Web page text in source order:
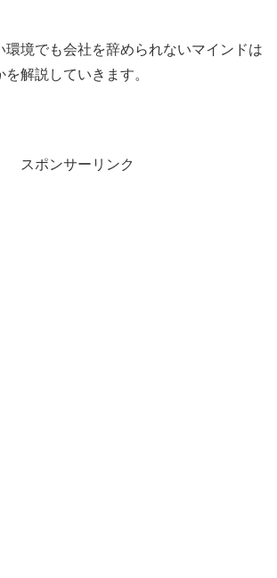
環境でも会社を辞められないマインドは
解説していきます。
スポンサーリンク